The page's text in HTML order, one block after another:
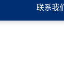
联系我们